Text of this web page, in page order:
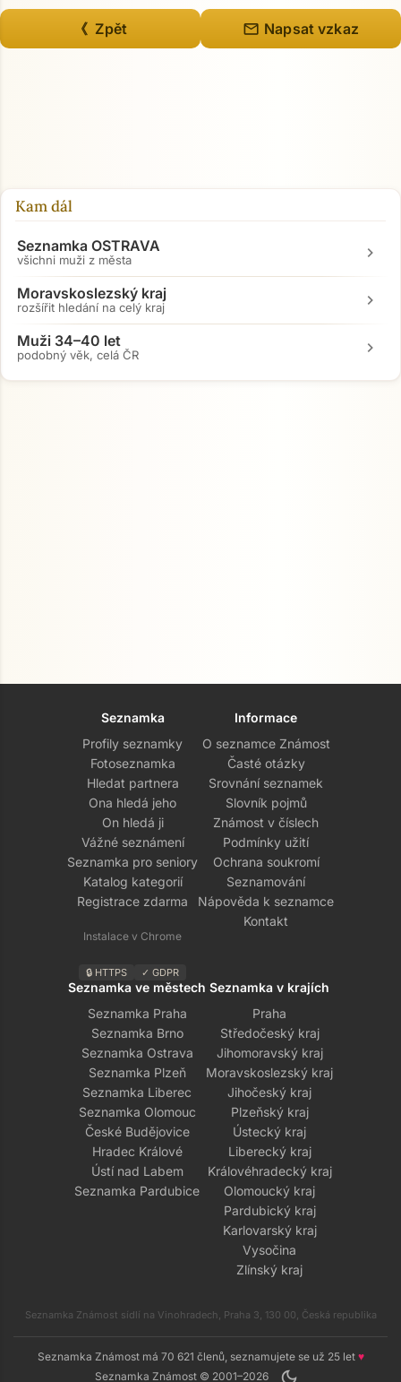
《 Zpět mail Napsat vzkaz
Kam dál
Seznamka OSTRAVA
všichni muži z města chevron_right
Moravskoslezský kraj
rozšířit hledání na celý kraj chevron_right
Muži 34–40 let
podobný věk, celá ČR chevron_right
Seznamka
Profily seznamky
Fotoseznamka
Hledat partnera
Ona hledá jeho
On hledá ji
Vážné seznámení
Seznamka pro seniory
Katalog kategorií
Registrace zdarma
Instalace v Chrome
🔒 HTTPS ✓ GDPR
Informace
O seznamce Známost
Časté otázky
Srovnání seznamek
Slovník pojmů
Známost v číslech
Podmínky užití
Ochrana soukromí
Seznamování
Nápověda k seznamce
Kontakt
Seznamka ve městech
Seznamka Praha
Seznamka Brno
Seznamka Ostrava
Seznamka Plzeň
Seznamka Liberec
Seznamka Olomouc
České Budějovice
Hradec Králové
Ústí nad Labem
Seznamka Pardubice
Seznamka v krajích
Praha
Středočeský kraj
Jihomoravský kraj
Moravskoslezský kraj
Jihočeský kraj
Plzeňský kraj
Ústecký kraj
Liberecký kraj
Královéhradecký kraj
Olomoucký kraj
Pardubický kraj
Karlovarský kraj
Vysočina
Zlínský kraj
Seznamka Známost sídlí na Vinohradech, Praha 3, 130 00, Česká republika
Seznamka Známost má 70 621 členů, seznamujete se už 25 let ♥
Seznamka Známost © 2001–2026